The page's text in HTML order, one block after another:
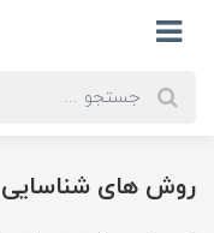
روش های